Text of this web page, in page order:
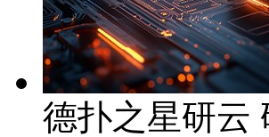
德扑之星研云